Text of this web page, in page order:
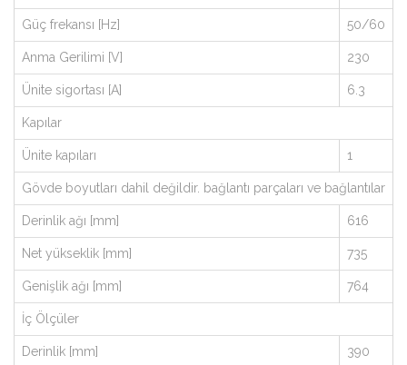
Güç frekansı [Hz] 50/60
Anma Gerilimi [V] 230
Ünite sigortası [A] 6.3
Kapılar
Ünite kapıları 1
Gövde boyutları dahil değildir. bağlantı parçaları ve bağlantılar
Derinlik ağı [mm] 616
Net yükseklik [mm] 735
Genişlik ağı [mm] 764
İç Ölçüler
Derinlik [mm] 390